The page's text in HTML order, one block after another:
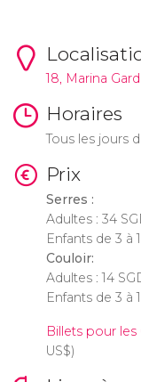
18, Marina
Horaires
Tous les jours
Prix
Serres :
Adultes : 34
Enfants de 3 à
Couloir:
Adultes : 14
Enfants de 3 à
Billets pour les
US$)